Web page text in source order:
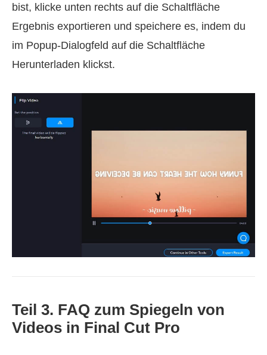
bist, klicke unten rechts auf die Schaltfläche
Ergebnis exportieren und speichere es, indem du
im Popup-Dialogfeld auf die Schaltfläche
Herunterladen klickst.
Teil 3. FAQ zum Spiegeln von
Videos in Final Cut Pro